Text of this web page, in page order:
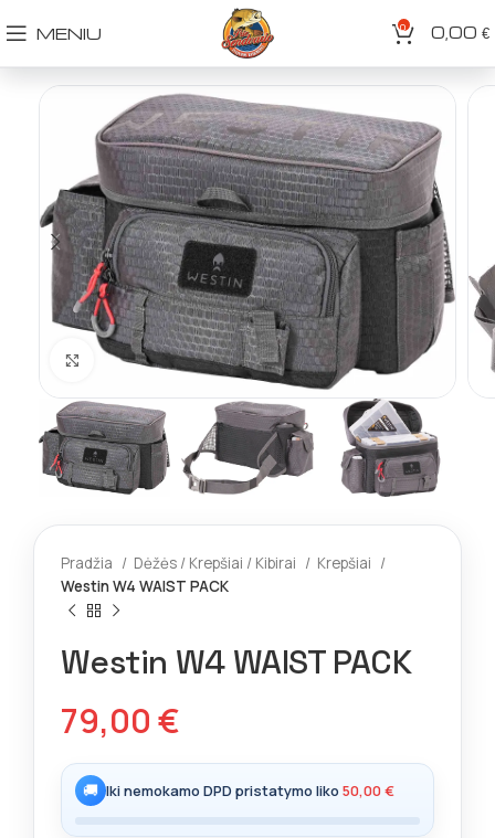
MENIU 0 0,00 €
Spustelėkite norėdami padidinti
Pradžia Dėžės / Krepšiai / Kibirai
Krepšiai
Westin W4 WAIST PACK
Westin W4 WAIST PACK
79,00€
🚚 Iki nemokamo DPD pristatymo liko 50,00€